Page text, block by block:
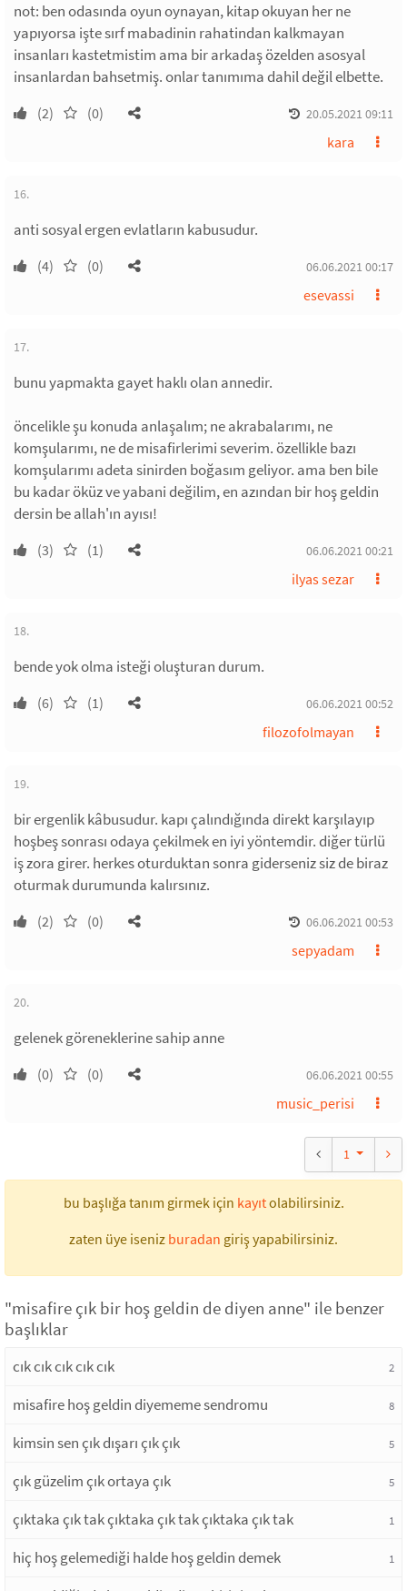
not: ben odasında oyun oynayan, kitap okuyan her ne
yapıyorsa işte sırf mabadinin rahatindan kalkmayan
insanları kastetmistim ama bir arkadaş özelden asosyal
insanlardan bahsetmiş. onlar tanımıma dahil değil elbette.
(2) (0) 20.05.2021 09:11
kara
16.
anti sosyal ergen evlatların kabusudur.
(4) (0) 06.06.2021 00:17
esevassi
17.
bunu yapmakta gayet haklı olan annedir.
öncelikle şu konuda anlaşalım; ne akrabalarımı, ne
komşularımı, ne de misafirlerimi severim. özellikle bazı
komşularımı adeta sinirden boğasım geliyor. ama ben bile
bu kadar öküz ve yabani değilim, en azından bir hoş geldin
dersin be allah'ın ayısı!
(3) (1) 06.06.2021 00:21
ilyas sezar
18.
bende yok olma isteği oluşturan durum.
(6) (1) 06.06.2021 00:52
filozofolmayan
19.
bir ergenlik kâbusudur. kapı çalındığında direkt karşılayıp
hoşbeş sonrası odaya çekilmek en iyi yöntemdir. diğer türlü
iş zora girer. herkes oturduktan sonra giderseniz siz de biraz
oturmak durumunda kalırsınız.
(2) (0) 06.06.2021 00:53
sepyadam
20.
gelenek göreneklerine sahip anne
(0) (0) 06.06.2021 00:55
music_perisi
1
bu başlığa tanım girmek için kayıtolabilirsiniz.
zaten üye iseniz buradan giriş yapabilirsiniz.
"misafire çık bir hoş geldin de diyen anne" ile benzer
başlıklar
cık cık cık cık cık 2
misafire hoş geldin diyememe sendromu 8
kimsin sen çık dışarı çık çık 5
çık güzelim çık ortaya çık 5
çıktaka çık tak çıktaka çık tak çıktaka çık tak 1
hiç hoş gelemediği halde hoş geldin demek 1